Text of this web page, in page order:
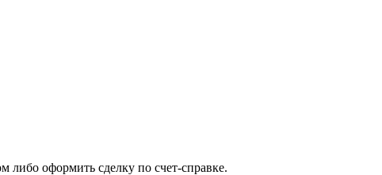
оформить сделку по счет-справке.